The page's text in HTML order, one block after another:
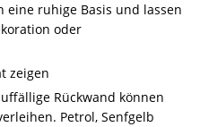
eine ruhige Basis und lassen
oder
zeigen
Rückwand können
Petrol, Senfgelb